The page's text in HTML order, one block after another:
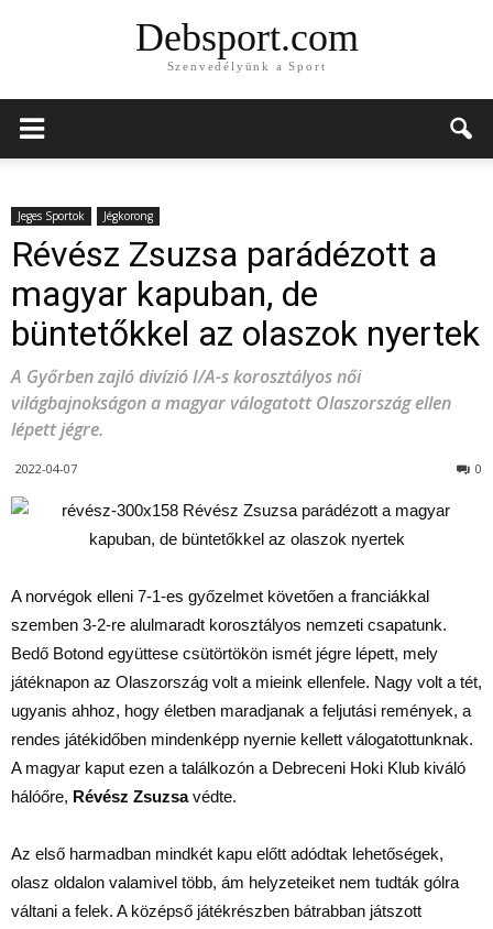
Debsport.com
Szenvedélyünk a Sport
Jeges Sportok Jégkorong
Révész Zsuzsa parádézott a
magyar kapuban, de
büntetőkkel az olaszok nyertek
A Győrben zajló divízió I/A-s korosztályos női
világbajnokságon a magyar válogatott Olaszország ellen
lépett jégre.
2022-04-07 0
A norvégok elleni 7-1-es győzelmet követően a franciákkal
szemben 3-2-re alulmaradt korosztályos nemzeti csapatunk.
Bedő Botond együttese csütörtökön ismét jégre lépett, mely
játéknapon az Olaszország volt a mieink ellenfele. Nagy volt a tét,
ugyanis ahhoz, hogy életben maradjanak a feljutási remények, a
rendes játékidőben mindenképp nyernie kellett válogatottunknak.
A magyar kaput ezen a találkozón a Debreceni Hoki Klub kiváló
hálóőre, Révész Zsuzsavédte.
Az első harmadban mindkét kapu előtt adódtak lehetőségek,
olasz oldalon valamivel több, ám helyzeteiket nem tudták gólra
váltani a felek. A középső játékrészben bátrabban játszott